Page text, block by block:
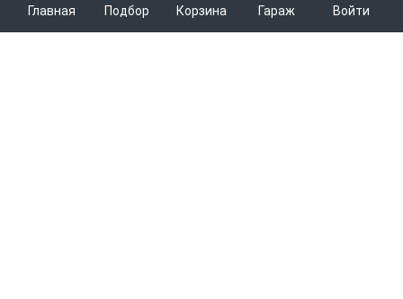
Главная Подбор Корзина Гараж Войти